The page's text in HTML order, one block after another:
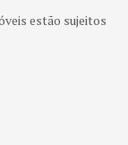
estão sujeitos